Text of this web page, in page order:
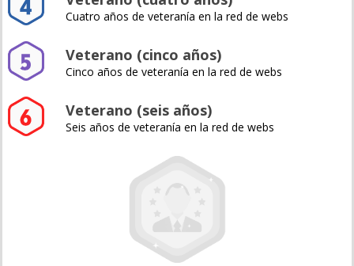
Cuatro años de veteranía en la red de webs
Veterano (cinco años)
Cinco años de veteranía en la red de webs
Veterano (seis años)
Seis años de veteranía en la red de webs